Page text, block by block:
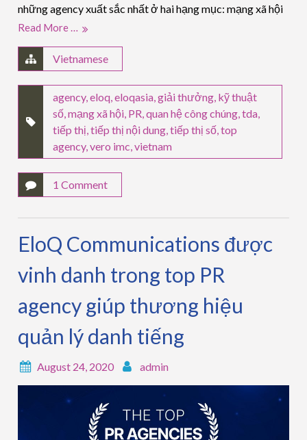
những agency xuất sắc nhất ở hai hạng mục: mạng xã hội
Read More …
Vietnamese
agency,eloq,eloqasia,giải thưởng, kỹ thuật
số,mạng xã hội, PR,quan hệ công chúng,tda,
tiếp thị,tiếp thị nội dung,tiếp thị số,top
agency,vero imc,vietnam
1 Comment
EloQ Communications được
vinh danh trong top PR
agency giúp thương hiệu
quản lý danh tiếng
August 24, 2020 admin